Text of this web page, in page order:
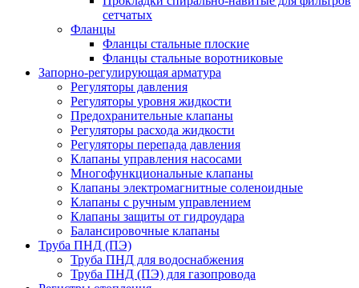
сетчатых
Фланцы
Фланцы стальные плоские
Фланцы стальные воротниковые
Запорно-регулирующая арматура
Регуляторы давления
Регуляторы уровня жидкости
Предохранительные клапаны
Регуляторы расхода жидкости
Регуляторы перепада давления
Клапаны управления насосами
Многофункциональные клапаны
Клапаны электромагнитные соленоидные
Клапаны с ручным управлением
Клапаны защиты от гидроудара
Балансировочные клапаны
Труба ПНД (ПЭ)
Труба ПНД для водоснабжения
Труба ПНД (ПЭ) для газопровода